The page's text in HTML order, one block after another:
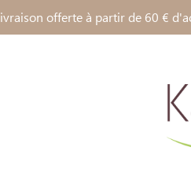
offerte à partir de 60 €